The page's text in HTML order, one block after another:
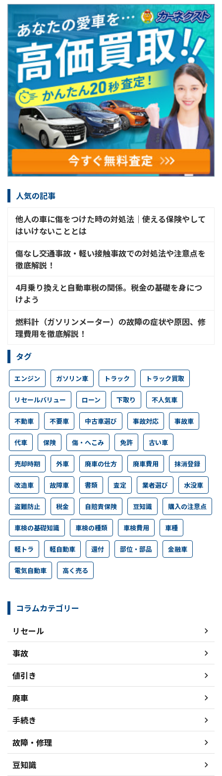
人気の記事
他人の車に傷をつけた時の対処法│使える保険やして
はいけないこととは
傷なし交通事故・軽い接触事故での対処法や注意点を
徹底解説！
4月乗り換えと自動車税の関係。税金の基礎を身につ
けよう
燃料計（ガソリンメーター）の故障の症状や原因、修
理費用を徹底解説！
タグ
エンジン ガソリン車 トラック トラック買取
リセールバリュー ローン 下取り 不人気車
不動車 不要車 中古車選び 事故対応 事故車
代車 保険 傷・へこみ 免許 古い車
売却時期 外車 廃車の仕方 廃車費用 抹消登録
改造車 故障車 書類 査定 業者選び 水没車
盗難防止 税金 自賠責保険 豆知識 購入の注意点
車検の基礎知識 車検の種類 車検費用 車種
軽トラ 軽自動車 還付 部位・部品 金融車
電気自動車 高く売る
コラムカテゴリー
リセール
事故
値引き
廃車
手続き
故障・修理
豆知識